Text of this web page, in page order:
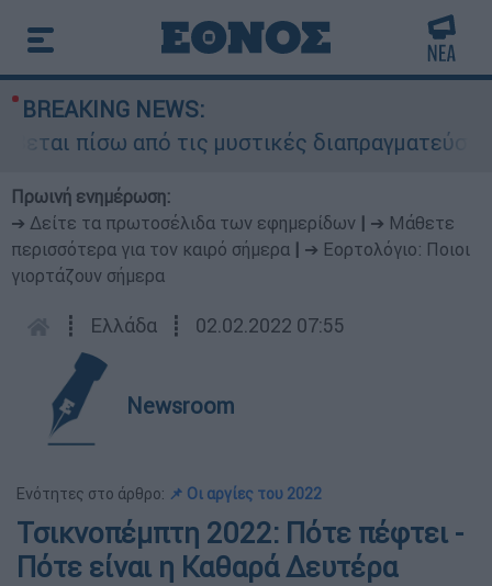
BREAKING NEWS:
πίσω από τις μυστικές διαπραγματεύσεις
Πρωινή ενημέρωση:
➔ Δείτε τα πρωτοσέλιδα των εφημερίδων
➔ Μάθετε
περισσότερα για τον καιρό σήμερα
➔ Εορτολόγιο: Ποιοι
γιορτάζουν σήμερα
┋ Ελλάδα ┋ 02.02.2022 07:55
Newsroom
Ενότητες στο άρθρο: 📌 Οι αργίες του 2022
Τσικνοπέμπτη 2022: Πότε πέφτει -
Πότε είναι η Καθαρά Δευτέρα